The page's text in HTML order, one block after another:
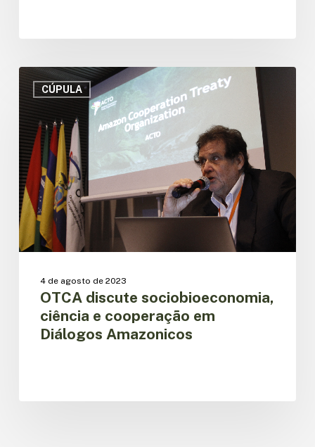
CÚPULA
OTCA
discute
sociobioeconomia,
ciência
e
cooperação
em
Diálogos
Amazonicos
4 de agosto de 2023
OTCA discute sociobioeconomia,
ciência e cooperação em
Diálogos Amazonicos